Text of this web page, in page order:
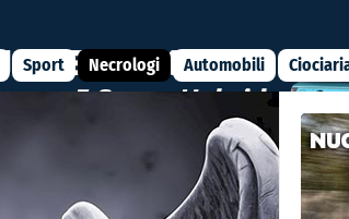
Sport Necrologi Automobili